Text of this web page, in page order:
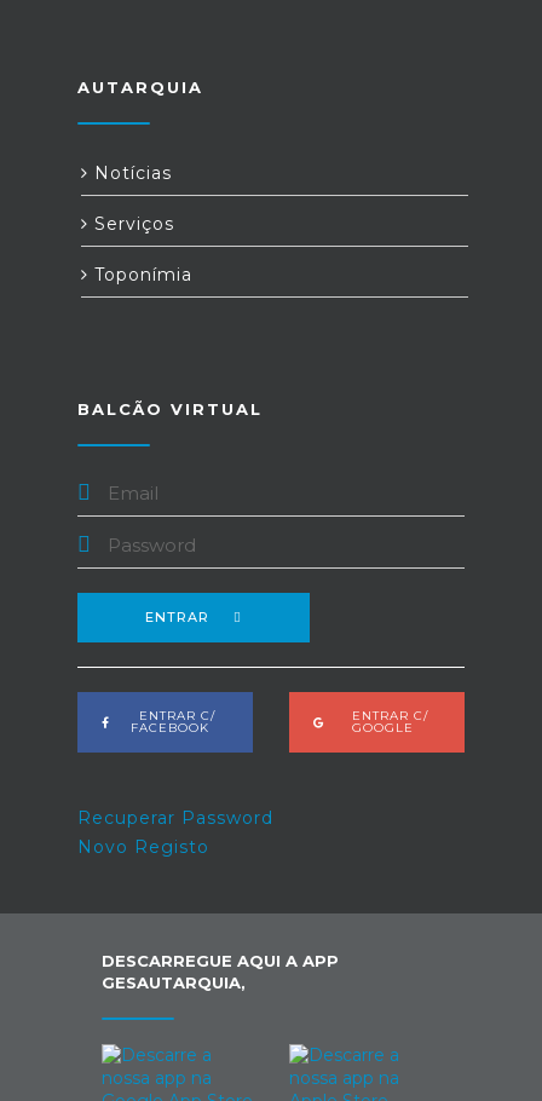
AUTARQUIA
Notícias
Serviços
Toponímia
BALCÃO VIRTUAL
ENTRAR
ENTRAR C/
FACEBOOK
ENTRAR C/
GOOGLE
Recuperar Password
Novo Registo
DESCARREGUE AQUI A APP
GESAUTARQUIA,